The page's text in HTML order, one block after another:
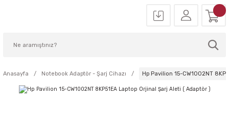
Anasayfa Notebook Adaptör - Şarj Cihazı Hp Pavilion 15-CW1002NT